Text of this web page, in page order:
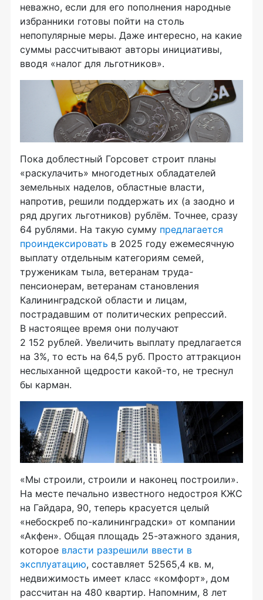
неважно, если для его пополнения народные
избранники готовы пойти на столь
непопулярные меры. Даже интересно, на какие
суммы рассчитывают авторы инициативы,
вводя «налог для льготников».
Пока доблестный Горсовет строит планы
«раскулачить» многодетных обладателей
земельных наделов, областные власти,
напротив, решили поддержать их (а заодно и
ряд других льготников) рублём. Точнее, сразу
64 рублями. На такую сумму предлагается
проиндексировать в 2025 году ежемесячную
выплату отдельным категориям семей,
труженикам тыла, ветеранам труда-
пенсионерам, ветеранам становления
Калининградской области и лицам,
пострадавшим от политических репрессий.
В настоящее время они получают
2 152 рублей. Увеличить выплату предлагается
на 3%, то есть на 64,5 руб. Просто аттракцион
неслыханной щедрости какой-то, не треснул
бы карман.
«Мы строили, строили и наконец построили».
На месте печально известного недостроя КЖС
на Гайдара, 90, теперь красуется целый
«небоскреб по-калининградски» от компании
«Акфен». Общая площадь 25-этажного здания,
которое власти разрешили ввести в
эксплуатацию, составляет 52565,4 кв. м,
недвижимость имеет класс «комфорт», дом
рассчитан на 480 квартир. Напомним, 8 лет